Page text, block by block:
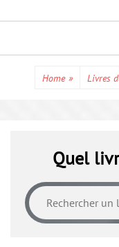
Home » Livres
Quel